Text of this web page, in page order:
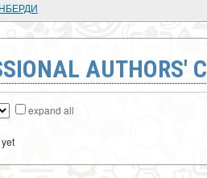
AUTHORS'
expand all